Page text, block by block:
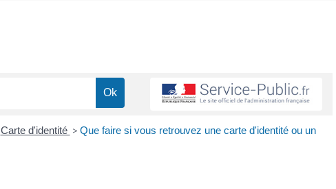
Carte d'identité > Que faire si vous retrouvez une carte d'identité ou un